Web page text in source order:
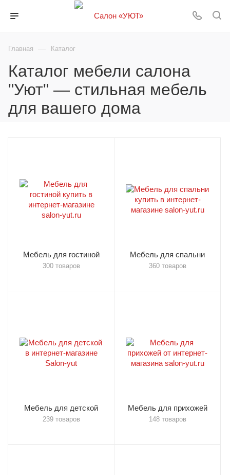
Главная — Каталог
Каталог мебели салона
"Уют" — стильная мебель
для вашего дома
Мебель для гостиной
300 товаров
Мебель для спальни
360 товаров
Мебель для детской
239 товаров
Мебель для прихожей
148 товаров